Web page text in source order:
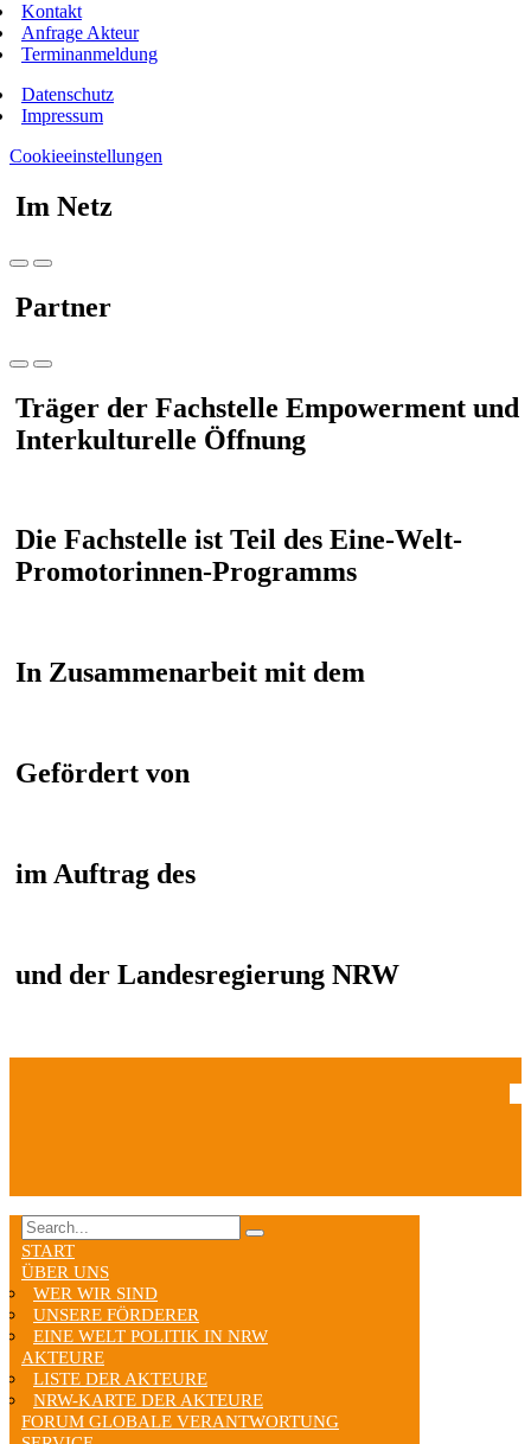
Kontakt
Anfrage Akteur
Terminanmeldung
Datenschutz
Impressum
Cookieeinstellungen
Im Netz
Partner
Träger der Fachstelle Empowerment und
Interkulturelle Öffnung
Die Fachstelle ist Teil des Eine-Welt-
Promotorinnen-Programms
In Zusammenarbeit mit dem
Gefördert von
im Auftrag des
und der Landesregierung NRW
START
ÜBER UNS
WER WIR SIND
UNSERE FÖRDERER
EINE WELT POLITIK IN NRW
AKTEURE
LISTE DER AKTEURE
NRW-KARTE DER AKTEURE
FORUM GLOBALE VERANTWORTUNG